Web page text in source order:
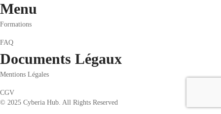
Menu
Formations
FAQ
Documents Légaux
Mentions Légales
CGV
© 2025 Cyberia Hub. All Rights Reserved